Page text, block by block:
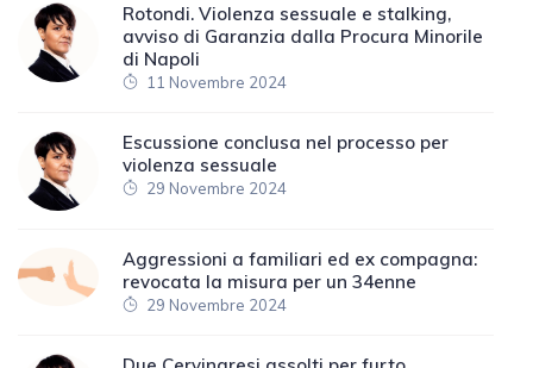
Rotondi. Violenza sessuale e stalking,
avviso di Garanzia dalla Procura Minorile
di Napoli
11 Novembre 2024
Escussione conclusa nel processo per
violenza sessuale
29 Novembre 2024
Aggressioni a familiari ed ex compagna:
revocata la misura per un 34enne
29 Novembre 2024